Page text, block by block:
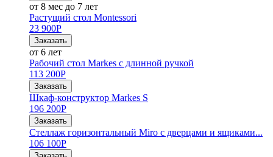
от 8 мес до 7 лет
Растущий стол Montessori
23 900Р
Заказать
от 6 лет
Рабочий стол Markes с длинной ручкой
113 200Р
Заказать
Шкаф-конструктор Markes S
196 200Р
Заказать
Стеллаж горизонтальный Miro с дверцами и ящиками...
106 100Р